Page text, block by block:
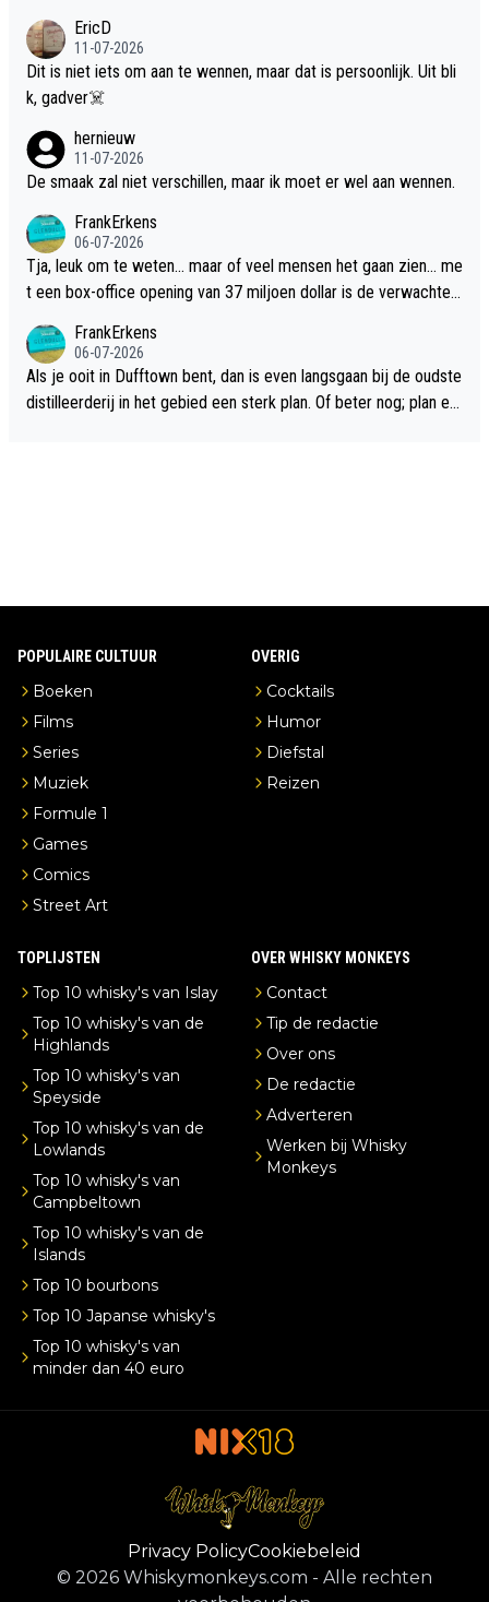
EricD
11-07-2026
Dit is niet iets om aan te wennen, maar dat is persoonlijk. Uit bli
k, gadver☠️
hernieuw
11-07-2026
De smaak zal niet verschillen, maar ik moet er wel aan wennen.
FrankErkens
06-07-2026
Tja, leuk om te weten... maar of veel mensen het gaan zien... me
t een box-office opening van 37 miljoen dollar is de verwachte
FrankErkens
06-07-2026
Als je ooit in Dufftown bent, dan is even langsgaan bij de oudste
distilleerderij in het gebied een sterk plan. Of beter nog; plan ee
POPULAIRE CULTUUR
Boeken
Films
Series
Muziek
Formule 1
Games
Comics
Street Art
OVERIG
Cocktails
Humor
Diefstal
Reizen
TOPLIJSTEN
Top 10 whisky's van Islay
Top 10 whisky's van de
Highlands
Top 10 whisky's van
Speyside
Top 10 whisky's van de
Lowlands
Top 10 whisky's van
Campbeltown
Top 10 whisky's van de
Islands
Top 10 bourbons
Top 10 Japanse whisky's
Top 10 whisky's van
minder dan 40 euro
OVER WHISKY MONKEYS
Contact
Tip de redactie
Over ons
De redactie
Adverteren
Werken bij Whisky
Monkeys
Privacy PolicyCookiebeleid
© 2026 Whiskymonkeys.com - Alle rechten